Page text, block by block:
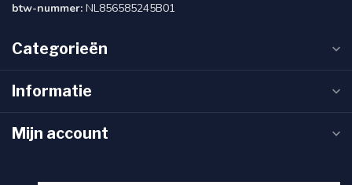
btw-nummer: NL856585245B01
Categorieën
Informatie
Mijn account